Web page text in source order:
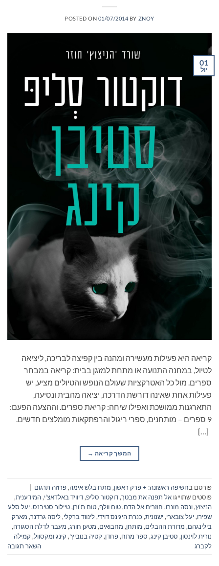
POSTED ON 01/07/2014 BY ZNOY
01
יול
קריאה היא פעילות מעשירה ומהנה בין קפיצה לבריכה, ליציאה
לטיול, במחנה התנועה או מתחת למזגן בבית: קריאה במבחר
ספרים. מול כל האטרקציות שעולם הנופש והטיולים מציע, יש
פעילות אחת שאינה דורשת הדרכה, יציאה מהבית ונסיעה,
התארגנות ממושכת ואפילו שיחה: קריאת ספרים. וההצעה הפעם:
9 ספרים – מותחנים, ספרי ריגול והרפתקאות מומלצים חדשים.
[…]
המשך קריאה →
פורסם בחשיפה ראשונה: + פרק ראשון, מתח בלש אימה,פרוזה תרגום
פוסטים שתוייגו אל תפנה את מבטך,דוקטור סליפ,דיוויד באלדאצ'י,המידענית,
הניצוץ,ונסה מונרו, חוזרים אל הדם,טום וולף,טום ת'ורן,טיילור סטיבנס,יעל סלע
שפירו,יעל צובארי,ישנונית, כנרת היגינס דוידי,לינווד ברקלי,ליסה גרדנר, מארק
בילינגהם, מדורת ההבלים, מותחן, מחבואים, מטען חורג, מעבר לדלת הסגורה,
נורית לוינסון, סטיבן קינג, ספר מתח,פחדן, קטיה בנוביץ', קינג ומקסוול, קמילה
לקברג
השאר תגובה